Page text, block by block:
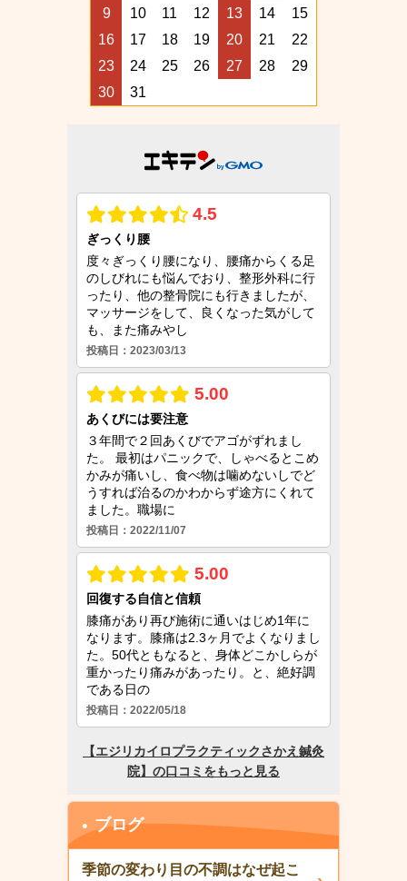
9
10 11 12 13 14
15
16
17 18 19 20 21
22
23
24 25 26 27 28
29
30
31
ブログ
季節の変わり目の不調はなぜ起こ